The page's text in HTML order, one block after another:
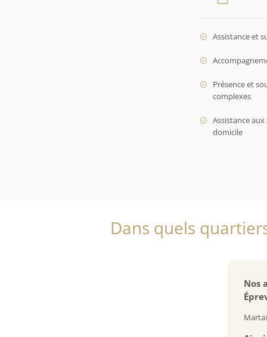
Assistance et
Présence et
complexes
Assistance
domicile
Dans quels
Nos